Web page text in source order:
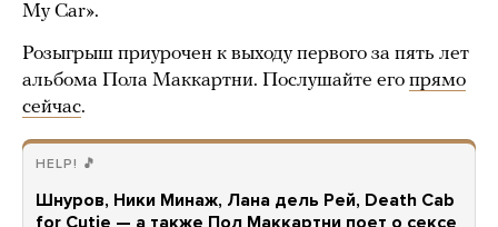
My Car».
Розыгрыш приурочен к выходу первого за пять лет
альбома Пола Маккартни. Послушайте его прямо
сейчас.
HELP! 🎵
Шнуров, Ники Минаж, Лана дель Рей, Death Cab
for Cutie — а также Пол Маккартни поет о сексе